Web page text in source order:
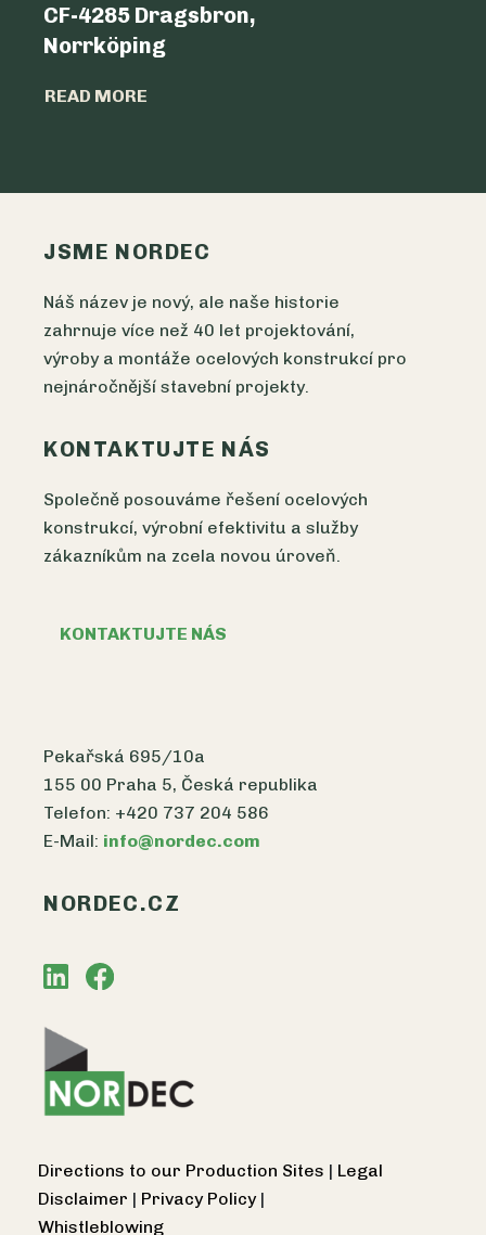
CF-4285 Dragsbron,
Norrköping
READ MORE
JSME NORDEC
Náš název je nový, ale naše historie
zahrnuje více než 40 let projektování,
výroby a montáže ocelových konstrukcí pro
nejnáročnější stavební projekty.
KONTAKTUJTE NÁS
Společně posouváme řešení ocelových
konstrukcí, výrobní efektivitu a služby
zákazníkům na zcela novou úroveň.
KONTAKTUJTE NÁS
Pekařská 695/10a
155 00 Praha 5, Česká republika
Telefon: +420 737 204 586
E-Mail: info@nordec.com
NORDEC.CZ
Directions to our Production Sites | Legal
Disclaimer | Privacy Policy |
Whistleblowing